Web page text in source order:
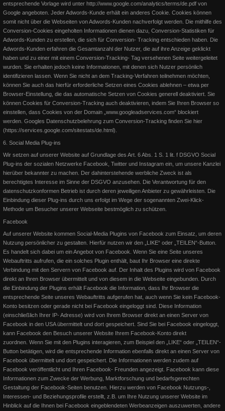
Lotta auf dem Bundeschampionat
Bundeschampionat auf der Q15 Lion On the Beach wird in der
Gesamtwertung 8. Wir freuen uns über diese schöne Stute.
Weiterlesen
German OPEN 2015 - Senior Pleasure
Bronze Medaille Senior Western Pleasure! Was für ein Erfolg von Invy
This Playgirl nach der Babypause. In der Western
Weiterlesen
German OPEN 2015 - Junior Pleasure
Lion on the Beach erreicht in einem Mega Feld den 9. Platz Tolle
Leistung für ihre erste German Open! Wir sind sehr st
Weiterlesen
entsprechende Vorlage wird unter http://www.google.com/analytics/terms/de.pdf von
Google angeboten. Jeder Adwords-Kunde erhält ein anderes Cookie. Cookies können
somit nicht über die Webseiten von Adwords-Kunden nachverfolgt werden. Die mithilfe des
Conversion-Cookies eingeholten Informationen dienen dazu, Conversion-Statistiken für
Adwords-Kunden zu erstellen, die sich für Conversion- Tracking entschieden haben. Die
Adwords-Kunden erfahren die Gesamtanzahl der Nutzer, die auf ihre Anzeige geklickt
haben und zu einer mit einem Conversion-Tracking- Tag versehenen Seite weitergeleitet
wurden. Sie erhalten jedoch keine Informationen, mit denen sich Nutzer persönlich
identifizieren lassen. Wenn Sie nicht an dem Tracking-Verfahren teilnehmen möchten,
können Sie auch das hierfür erforderliche Setzen eines Cookies ablehnen – etwa per
Browser-Einstellung, die das automatische Setzen von Cookies generell deaktiviert. Sie
können Cookies für Conversion-Tracking auch deaktivieren, indem Sie Ihren Browser so
einstellen, dass Cookies von der Domain „www.googleadservices.com“ blockiert
werden. Googles Datenschutzbelehrung zum Conversion-Tracking finden Sie hier
(https://services.google.com/sitestats/de.html).
6. Social Media Plug-ins
Wir setzen auf unserer Website auf Grundlage des Art. 6 Abs. 1 S. 1 lit. f DSGVO Social
Plug-ins der sozialen Netzwerke Facebook, Twitter und Instagram ein, um unsere Kanzlei
hierüber bekannter zu machen. Der dahinterstehende werbliche Zweck ist als
berechtigtes Interesse im Sinne der DSGVO anzusehen. Die Verantwortung für den
datenschutzkonformen Betrieb ist durch deren jeweiligen Anbieter zu gewährleisten. Die
Einbindung dieser Plug-ins durch uns erfolgt im Wege der sogenannten Zwei-Klick-
Methode um Besucher unserer Webseite bestmöglich zu schützen.
Facebook
Auf unserer Website kommen Social-Media Plugins von Facebook zum Einsatz, um deren
Nutzung persönlicher zu gestalten. Hierfür nutzen wir den „LIKE“ oder „TEILEN“-Button.
Es handelt sich dabei um ein Angebot von Facebook. Wenn Sie eine Seite unseres
Webauftritts aufrufen, die ein solches Plugin enthält, baut Ihr Browser eine direkte
Verbindung mit den Servern von Facebook auf. Der Inhalt des Plugins wird von Facebook
direkt an Ihren Browser übermittelt und von diesem in die Webseite eingebunden. Durch
die Einbindung der Plugins erhält Facebook die Information, dass Ihr Browser die
entsprechende Seite unseres Webauftritts aufgerufen hat, auch wenn Sie kein Facebook-
Konto besitzen oder gerade nicht bei Facebook eingeloggt sind. Diese Information
(einschließlich Ihrer IP- Adresse) wird von Ihrem Browser direkt an einen Server von
Facebook in den USA übermittelt und dort gespeichert. Sind Sie bei Facebook eingeloggt,
kann Facebook den Besuch unserer Website Ihrem Facebook-Konto direkt
zuordnen. Wenn Sie mit den Plugins interagieren, zum Beispiel den „LIKE“ oder „TEILEN“-
Button betätigen, wird die entsprechende Information ebenfalls direkt an einen Server von
Facebook übermittelt und dort gespeichert. Die Informationen werden zudem auf
Facebook veröffentlicht und Ihren Facebook- Freunden angezeigt. Facebook kann diese
Informationen zum Zwecke der Werbung, Marktforschung und bedarfsgerechten
Gestaltung der Facebook-Seiten benutzen. Hierzu werden von Facebook Nutzungs-,
Interessen- und Beziehungsprofile erstellt, z.B. um Ihre Nutzung unserer Website im
Hinblick auf die Ihnen bei Facebook eingeblendeten Werbeanzeigen auszuwerten, andere